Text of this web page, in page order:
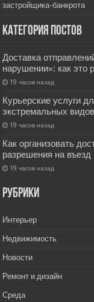
застройщика-банкрота
Категория постов
Доставка
нарушении»: как это
19 часов назад
Курьерские услуги
экстремальных
19 часов назад
Как организовать
разрешения на
19 часов назад
РУбрики
Интерьер
Недвижимость
Новости
Ремонт и дизайн
Среда